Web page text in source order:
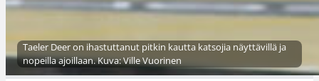
Taeler Deer on ihastuttanut pitkin kautta katsojia näyttävillä ja
nopeilla ajoillaan. Kuva: Ville Vuorinen